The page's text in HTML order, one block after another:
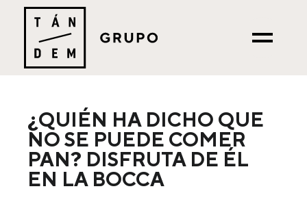
¿QUIÉN HA DICHO QUE
NO SE PUEDE COMER
PAN? DISFRUTA DE ÉL
EN LA BOCCA